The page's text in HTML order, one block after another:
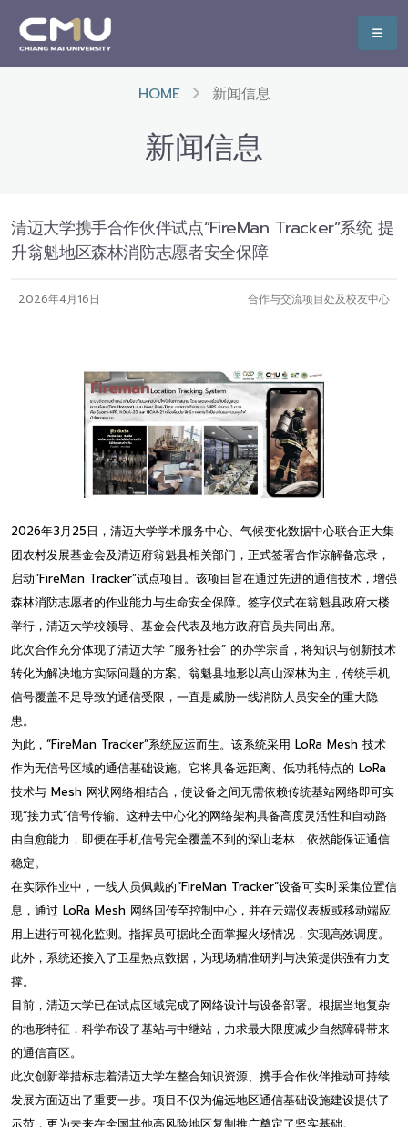
HOME 新闻信息
新闻信息
清迈大学携手合作伙伴试点“FireMan Tracker”系统 提
升翁魁地区森林消防志愿者安全保障
2026年4月16日 合作与交流项目处及校友中心
2026年3月25日，清迈大学学术服务中心、气候变化数据中心联合正大集
团农村发展基金会及清迈府翁魁县相关部门，正式签署合作谅解备忘录，
启动“FireMan Tracker”试点项目。该项目旨在通过先进的通信技术，增强
森林消防志愿者的作业能力与生命安全保障。签字仪式在翁魁县政府大楼
举行，清迈大学校领导、基金会代表及地方政府官员共同出席。
此次合作充分体现了清迈大学 “服务社会” 的办学宗旨，将知识与创新技术
转化为解决地方实际问题的方案。翁魁县地形以高山深林为主，传统手机
信号覆盖不足导致的通信受限，一直是威胁一线消防人员安全的重大隐
患。
为此，“FireMan Tracker”系统应运而生。该系统采用 LoRa Mesh 技术
作为无信号区域的通信基础设施。它将具备远距离、低功耗特点的 LoRa
技术与 Mesh 网状网络相结合，使设备之间无需依赖传统基站网络即可实
现“接力式”信号传输。这种去中心化的网络架构具备高度灵活性和自动路
由自愈能力，即便在手机信号完全覆盖不到的深山老林，依然能保证通信
稳定。
在实际作业中，一线人员佩戴的“FireMan Tracker”设备可实时采集位置信
息，通过 LoRa Mesh 网络回传至控制中心，并在云端仪表板或移动端应
用上进行可视化监测。指挥员可据此全面掌握火场情况，实现高效调度。
此外，系统还接入了卫星热点数据，为现场精准研判与决策提供强有力支
撑。
目前，清迈大学已在试点区域完成了网络设计与设备部署。根据当地复杂
的地形特征，科学布设了基站与中继站，力求最大限度减少自然障碍带来
的通信盲区。
此次创新举措标志着清迈大学在整合知识资源、携手合作伙伴推动可持续
发展方面迈出了重要一步。项目不仅为偏远地区通信基础设施建设提供了